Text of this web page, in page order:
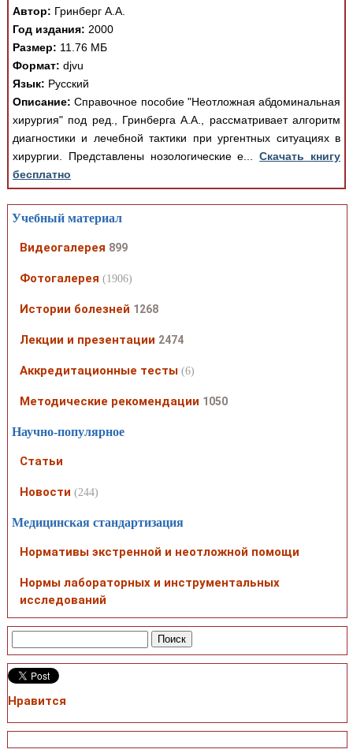
Автор: Гринберг А.А.
Год издания: 2000
Размер: 11.76 МБ
Формат: djvu
Язык: Русский
Описание: Справочное пособие "Неотложная абдоминальная
хирургия" под ред., Гринберга А.А., рассматривает алгоритм
диагностики и лечебной тактики при ургентных ситуациях в
хирургии. Представлены нозологические е...Скачать книгу
бесплатно
Учебный материал
Видеогалерея 899
Фотогалерея (1906)
Истории болезней 1268
Лекции и презентации 2474
Аккредитационные тесты (6)
Методические рекомендации 1050
Научно-популярное
Статьи
Новости (244)
Медицинская стандартизация
Нормативы экстренной и неотложной помощи
Нормы лабораторных и инструментальных
исследований
Нравится